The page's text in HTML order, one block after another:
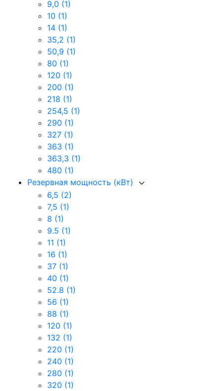
9,0 (1)
10 (1)
14 (1)
35,2 (1)
50,9 (1)
80 (1)
120 (1)
200 (1)
218 (1)
254,5 (1)
290 (1)
327 (1)
363 (1)
363,3 (1)
480 (1)
Резервная мощность (кВт)
6,5 (2)
7,5 (1)
8 (1)
9.5 (1)
11 (1)
16 (1)
37 (1)
40 (1)
52.8 (1)
56 (1)
88 (1)
120 (1)
132 (1)
220 (1)
240 (1)
280 (1)
320 (1)